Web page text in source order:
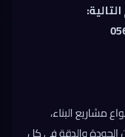
مشاريع البناء،